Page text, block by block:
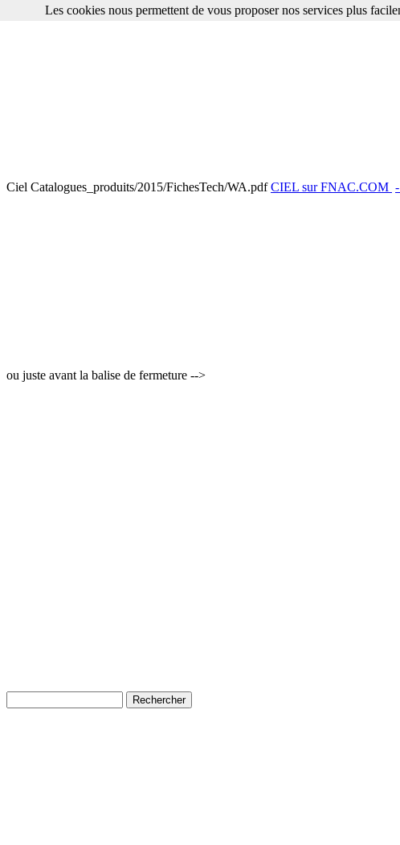
Ciel Catalogues_produits/2015/FichesTech/WA.pdfCIEL sur FNAC.COM
ou juste avant la balise de fermeture -->
Les cookies nous permettent de vous proposer nos services plus